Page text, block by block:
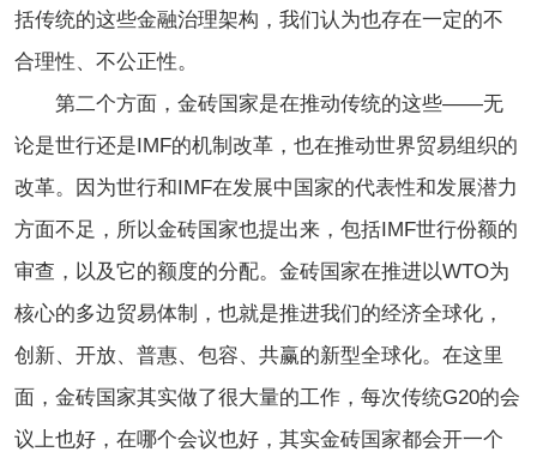
括传统的这些金融治理架构，我们认为也存在一定的不
合理性、不公正性。
第二个方面，金砖国家是在推动传统的这些——无
论是世行还是IMF的机制改革，也在推动世界贸易组织的
改革。因为世行和IMF在发展中国家的代表性和发展潜力
方面不足，所以金砖国家也提出来，包括IMF世行份额的
审查，以及它的额度的分配。金砖国家在推进以WTO为
核心的多边贸易体制，也就是推进我们的经济全球化，
创新、开放、普惠、包容、共赢的新型全球化。在这里
面，金砖国家其实做了很大量的工作，每次传统G20的会
议上也好，在哪个会议也好，其实金砖国家都会开一个